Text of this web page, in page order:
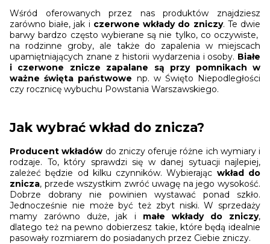
Wśród oferowanych przez nas produktów znajdziesz
zarówno białe, jak i czerwone wkłady do zniczy. Te dwie
barwy bardzo często wybierane są nie tylko, co oczywiste,
na rodzinne groby, ale także do zapalenia w miejscach
upamiętniających znane z historii wydarzenia i osoby. Białe
i czerwone znicze zapalane są przy pomnikach w
ważne święta państwowe np. w Święto Niepodległości
czy rocznicę wybuchu Powstania Warszawskiego.
Jak wybrać wkład do znicza?
Producent wkładów do zniczy oferuje różne ich wymiary i
rodzaje. To, który sprawdzi się w danej sytuacji najlepiej,
zależeć będzie od kilku czynników. Wybierając wkład do
znicza, przede wszystkim zwróć uwagę na jego wysokość.
Dobrze dobrany nie powinien wystawać ponad szkło.
Jednocześnie nie może być też zbyt niski. W sprzedaży
mamy zarówno duże, jak i małe wkłady do zniczy,
dlatego też na pewno dobierzesz takie, które będą idealnie
pasowały rozmiarem do posiadanych przez Ciebie zniczy.